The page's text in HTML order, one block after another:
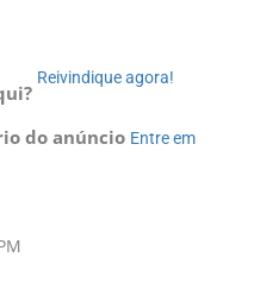
Reivindique agora!
do anúncio Entre em